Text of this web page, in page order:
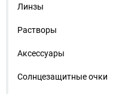
Линзы
Растворы
Аксессуары
Солнцезащитные очки